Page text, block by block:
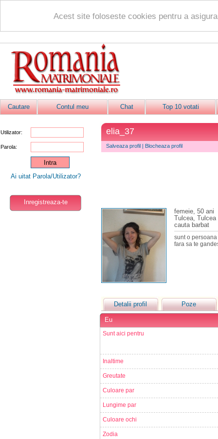
Acest site foloseste cookies pentru a
Cautare Contul meu Chat Top 10 votati
Utilizator:
Parola:
Ai uitat Parola/Utilizator?
Inregistreaza-te
elia_37
Salveaza profil | Blocheaza profil
femeie, 50 ani
Tulcea, Tulcea
cauta barbat
sunt o
fara sa te
Detalii profil Poze
Eu
Sunt aici pentru
Inaltime
Greutate
Culoare par
Lungime par
Culoare ochi
Zodia